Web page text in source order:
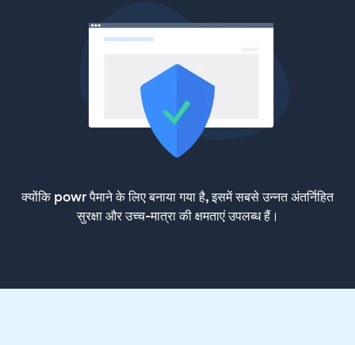
क्योंकि powr पैमाने के लिए बनाया गया है, इसमें सबसे उन्नत अंतर्निहित
सुरक्षा और उच्च-मात्रा की क्षमताएं उपलब्ध हैं।